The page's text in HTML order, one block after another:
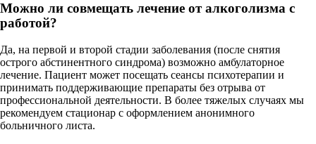
Можно ли совмещать лечение от алкоголизма с
работой?
Да, на первой и второй стадии заболевания (после снятия
острого абстинентного синдрома) возможно амбулаторное
лечение. Пациент может посещать сеансы психотерапии и
принимать поддерживающие препараты без отрыва от
профессиональной деятельности. В более тяжелых случаях мы
рекомендуем стационар с оформлением анонимного
больничного листа.